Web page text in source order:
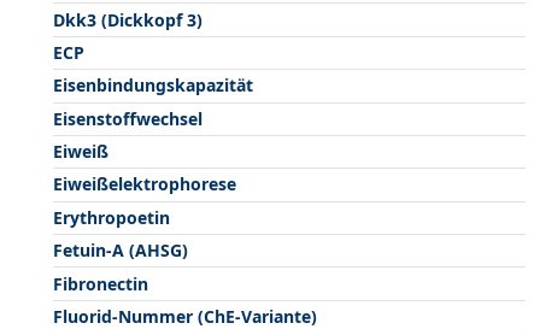
Dkk3 (Dickkopf 3)
ECP
Eisenbindungskapazität
Eisenstoffwechsel
Eiweiß
Eiweißelektrophorese
Erythropoetin
Fetuin-A (AHSG)
Fibronectin
Fluorid-Nummer (ChE-Variante)